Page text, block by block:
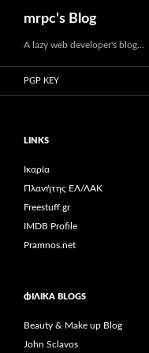
Μετάβαση
σε
περιεχόμενο
mrpc's Blog
A lazy web developer's blog…
PGP KEY
LINKS
Ικαρία
Πλανήτης ΕΛ/ΛΑΚ
Freestuff.gr
IMDB Profile
Pramnos.net
ΦΙΛΙΚΆ BLOGS
Beauty & Make up Blog
John Sclavos